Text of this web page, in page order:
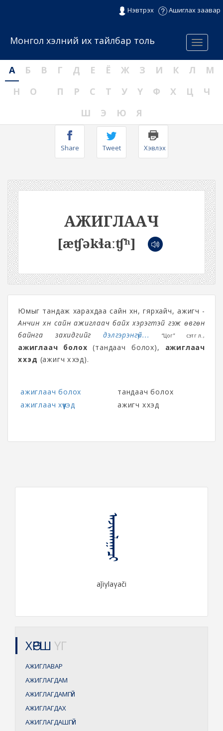
Нэвтрэх Ашиглах заавар
Menu
Монгол хэлний их тайлбар толь
А Б В Г Д Е Ё Ж З И К Л
М
Н
О П Р С Т У Ү Ф Х Ц
Ч
Ш
Э Ю Я
Share Tweet Хэвлэх
АЖИГЛААЧ
[æʧəkɬaːʧʰ]
Юмыг тандаж харахдаа сайн хүн, гярхайч, ажигч -
Анчин хүн сайн ажиглаач байх хэрэгтэй гэж өвгөн
байнга захидгийгдэлгэрэнгүй... “Цог” сэтгүүл.,
ажиглаач болох (тандаач болох), ажиглаач
хүүхэд (ажигч хүүхэд).
ажиглаач болох
тандаач болох
ажиглаач хүүхэд
ажигч хүүхэд
ᠠᠵᠢᠭᠯᠠᠭᠠᠴᠢ
aǰiγlaγači
ХӨРШ ҮГ
АЖИГЛАВАР
АЖИГЛАГДАМ
АЖИГЛАГДАМГҮЙ
АЖИГЛАГДАХ
АЖИГЛАГДАШГҮЙ